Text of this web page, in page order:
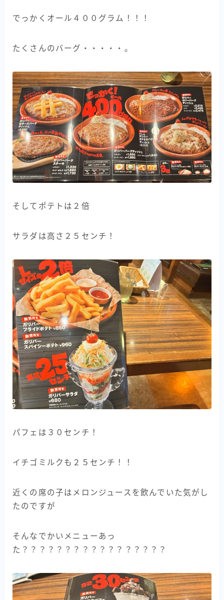
でっかくオール４００グラム！！！
たくさんのバーグ・・・・・。
そしてポテトは２倍
サラダは高さ２５センチ！
パフェは３０センチ！
イチゴミルクも２５センチ！！
近くの席の子はメロンジュースを飲んでいた気がし
たのですが
そんなでかいメニューあっ
た？？？？？？？？？？？？？？？？？